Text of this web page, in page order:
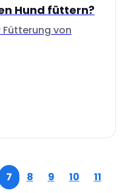
Hund füttern?
von
7 8 9 10 11